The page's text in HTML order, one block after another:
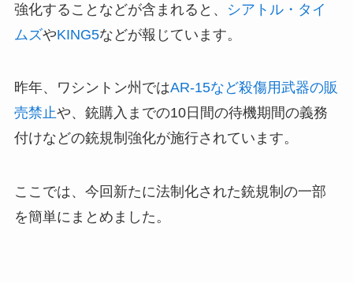
強化することなどが含まれると、
シアトル・タイ
ムズやKING5などが報じています。
昨年、ワシントン州ではAR-15など殺傷用武器の販
売禁止や、銃購入までの10日間の待機期間の義務
付けなどの銃規制強化が施行されています。
ここでは、今回新たに法制化された銃規制の一部
を簡単にまとめました。